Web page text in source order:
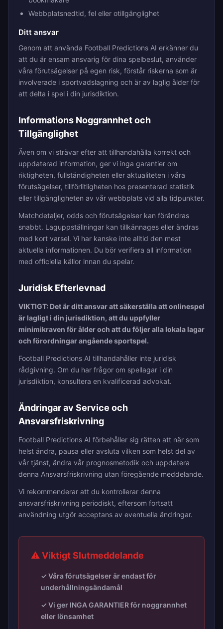
Webbplatsnedtid, fel eller otillgänglighet
Ditt ansvar
Genom att använda Football Predictions AI erkänner du
att du är ensam ansvarig för dina spelbeslut, använder
våra förutsägelser på egen risk, förstår riskerna som är
involverade i sportvadslagning och är av laglig ålder för
att delta i spel i din jurisdiktion.
Informations Noggrannhet och
Tillgänglighet
Även om vi strävar efter att tillhandahålla korrekt och
uppdaterad information, ger vi inga garantier om
riktigheten, fullständigheten eller aktualiteten i våra
förutsägelser, tillförlitligheten hos presenterad statistik
eller tillgängligheten av vår webbplats vid alla tidpunkter.
Matchdetaljer, odds och förutsägelser kan förändras
snabbt. Laguppställningar kan tillkännages eller ändras
med kort varsel. Vi har kanske inte alltid den mest
aktuella informationen. Du bör verifiera all information
med officiella källor innan du spelar.
Juridisk Efterlevnad
VIKTIGT: Det är ditt ansvar att säkerställa att onlinespel
är lagligt i din jurisdiktion, att du uppfyller
minimikraven för ålder och att du följer alla lokala lagar
och förordningar angående sportspel.
Football Predictions AI tillhandahåller inte juridisk
rådgivning. Om du har frågor om spellagar i din
jurisdiktion, konsultera en kvalificerad advokat.
Ändringar av Service och
Ansvarsfriskrivning
Football Predictions AI förbehåller sig rätten att när som
helst ändra, pausa eller avsluta vilken som helst del av
vår tjänst, ändra vår prognosmetodik och uppdatera
denna Ansvarsfriskrivning utan föregående meddelande.
Vi rekommenderar att du kontrollerar denna
ansvarsfriskrivning periodiskt, eftersom fortsatt
användning utgör acceptans av eventuella ändringar.
⚠️ Viktigt Slutmeddelande
✓ Våra förutsägelser är endast för
underhållningsändamål
✓ Vi ger INGA GARANTIER för noggrannhet
eller lönsamhet